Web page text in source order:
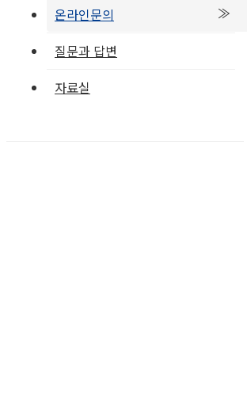
온라인문의
질문과 답변
자료실